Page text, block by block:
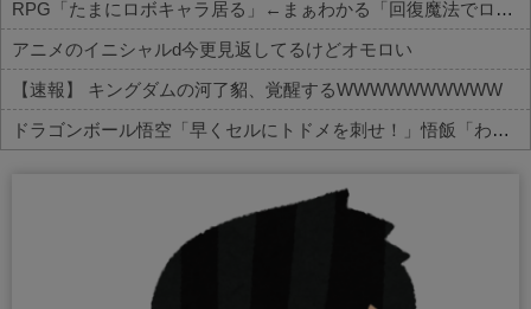
RPG「たまにロボキャラ居る」←まぁわかる「回復魔法でロボキャラが回復」←？
アニメのイニシャルd今更見返してるけどオモロい
【速報】 キングダムの河了貂、覚醒するWWWWWWWWWW
ドラゴンボール悟空「早くセルにトドメを刺せ！」悟飯「わかりましたお父さん」←これｗｗｗ